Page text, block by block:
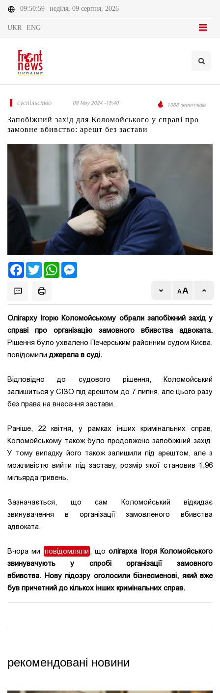
09:50:59 неділя, 09 серпня, 2026
UKR ENG
суспільство 09 May 2024 -15:40 1388 переглядів
Запобіжний захід для Коломойського у справі про
замовне вбивство: арешт без застави
FacebookTwitter WhatsApp
Олігарху Ігорю Коломойському обрали запобіжний захід у
справі про організацію замовного вбивства адвоката.
Рішення було ухвалено Печерським районним судом Києва,
повідомили джерела в суді.
Відповідно до судового рішення, Коломойський
залишиться у СІЗО під арештом до 7 липня, але цього разу
без права на внесення застави.
Раніше, 22 квітня, у рамках інших кримінальних справ,
Коломойському також було продовжено запобіжний захід.
У тому випадку його також залишили під арештом, але з
можливістю вийти під заставу, розмір якої становив 1,96
мільярда гривень.
Зазначається, що сам Коломойський відкидає
звинувачення в організації замовленого вбивства
адвоката.
Вчора ми повідомляли , щоолігарха Ігоря Коломойського
звинувачують у спробі організації замовного
вбивства. Нову підозру оголосили бізнесменові, який вже
був причетний до кількох інших кримінальних справ.
рекомендовані новини